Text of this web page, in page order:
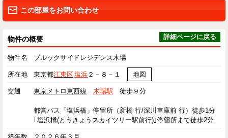
この部屋をお問い合わせ
物件の概要 詳細ページに戻る
物件名 ブルックサイドレジデンス木場
所在地 東京都江東区塩浜 ２－８－１ 地図
交通 東京メトロ東西線 木場駅 徒歩９分
都営バス「塩浜橋」停留所（新橋 行/深川車庫前 行）徒歩1分
｢塩浜橋(とうきょうスカイツリー駅前行)｣停留所まで徒歩2分
築年数 ２０２６年３月